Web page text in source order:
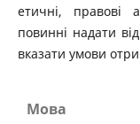
етичні, правові
повинні надати
вказати умови
Мова